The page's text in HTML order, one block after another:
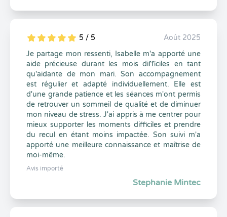
5
1
5
0 5 / 5
Août 2025
Je partage mon ressenti, Isabelle m'a apporté une
aide précieuse durant les mois difficiles en tant
qu'aidante de mon mari. Son accompagnement
est régulier et adapté individuellement. Elle est
d'une grande patience et les séances m'ont permis
de retrouver un sommeil de qualité et de diminuer
mon niveau de stress. J'ai appris à me centrer pour
mieux supporter les moments difficiles et prendre
du recul en étant moins impactée. Son suivi m'a
apporté une meilleure connaissance et maîtrise de
moi-même.
Avis importé
Stephanie Mintec